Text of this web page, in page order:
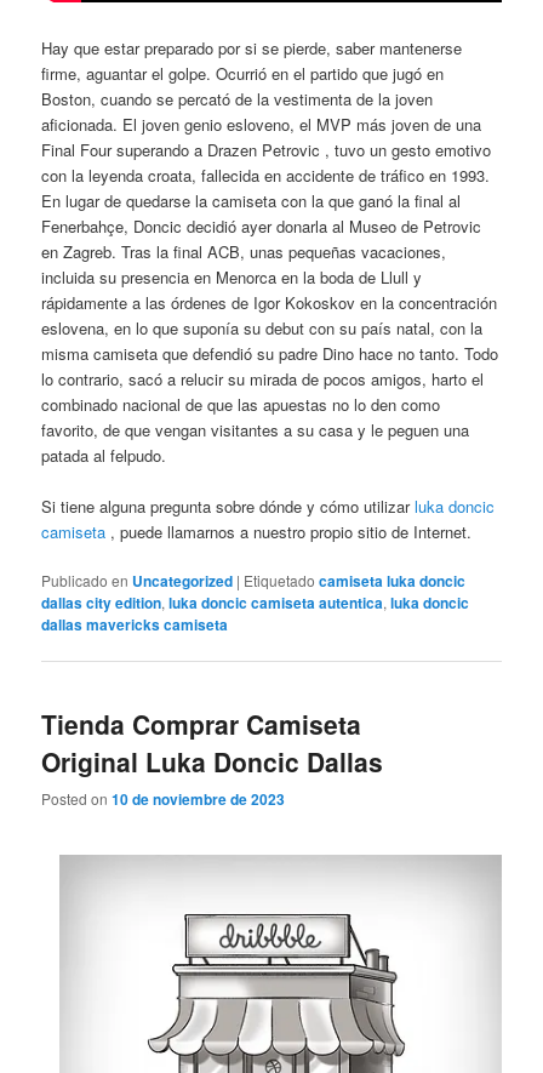
Hay que estar preparado por si se pierde, saber mantenerse
firme, aguantar el golpe. Ocurrió en el partido que jugó en
Boston, cuando se percató de la vestimenta de la joven
aficionada. El joven genio esloveno, el MVP más joven de una
Final Four superando a Drazen Petrovic , tuvo un gesto emotivo
con la leyenda croata, fallecida en accidente de tráfico en 1993.
En lugar de quedarse la camiseta con la que ganó la final al
Fenerbahçe, Doncic decidió ayer donarla al Museo de Petrovic
en Zagreb. Tras la final ACB, unas pequeñas vacaciones,
incluida su presencia en Menorca en la boda de Llull y
rápidamente a las órdenes de Igor Kokoskov en la concentración
eslovena, en lo que suponía su debut con su país natal, con la
misma camiseta que defendió su padre Dino hace no tanto. Todo
lo contrario, sacó a relucir su mirada de pocos amigos, harto el
combinado nacional de que las apuestas no lo den como
favorito, de que vengan visitantes a su casa y le peguen una
patada al felpudo.
Si tiene alguna pregunta sobre dónde y cómo utilizarluka doncic
camiseta , puede llamarnos a nuestro propio sitio de Internet.
Publicado en Uncategorized | Etiquetado camiseta luka doncic
dallas city edition,luka doncic camiseta autentica,luka doncic
dallas mavericks camiseta
Tienda Comprar Camiseta
Original Luka Doncic Dallas
Posted on10 de noviembre de 2023